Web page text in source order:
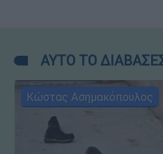
ΑΥΤΟ ΤΟ
Κώστας Ασημακόπουλος